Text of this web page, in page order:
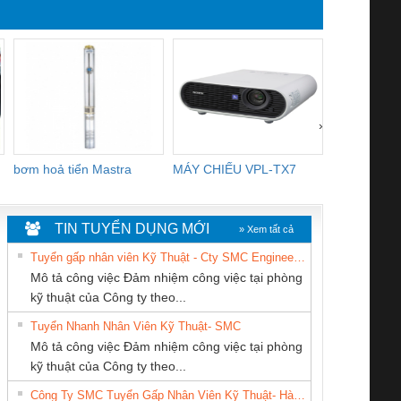
YB1-40/12 YB1-80/80
bơm hoả tiển Mastra MÁY CHIẾU VPL-TX7
›
Le An Toàn
Contact
– PSR-
Bộ giám sát chuỗi
tấm pin
TRANSCLINIC 16I+
Bộ giám sát dòng
TRANSCLINIC 16I+
CÔNG TY TNHH
MEKONG MARINE
SUPPLY
CONG TY TNHH
TM-DV DAI DONG
THANH
CÔNG TY CỔ
CÁP ĐIỆN
TIN TUYỂN DỤNG MỚI » Xem tất cả
Tuyển gấp nhân viên Kỹ Thuật - Cty SMC Engineering
Mô tả công việc Đảm nhiệm công việc tại phòng
kỹ thuật của Công ty theo...
Tuyển Nhanh Nhân Viên Kỹ Thuật- SMC
Mô tả công việc Đảm nhiệm công việc tại phòng
kỹ thuật của Công ty theo...
Công Ty SMC Tuyển Gấp Nhân Viên Kỹ Thuật- Hà Nội